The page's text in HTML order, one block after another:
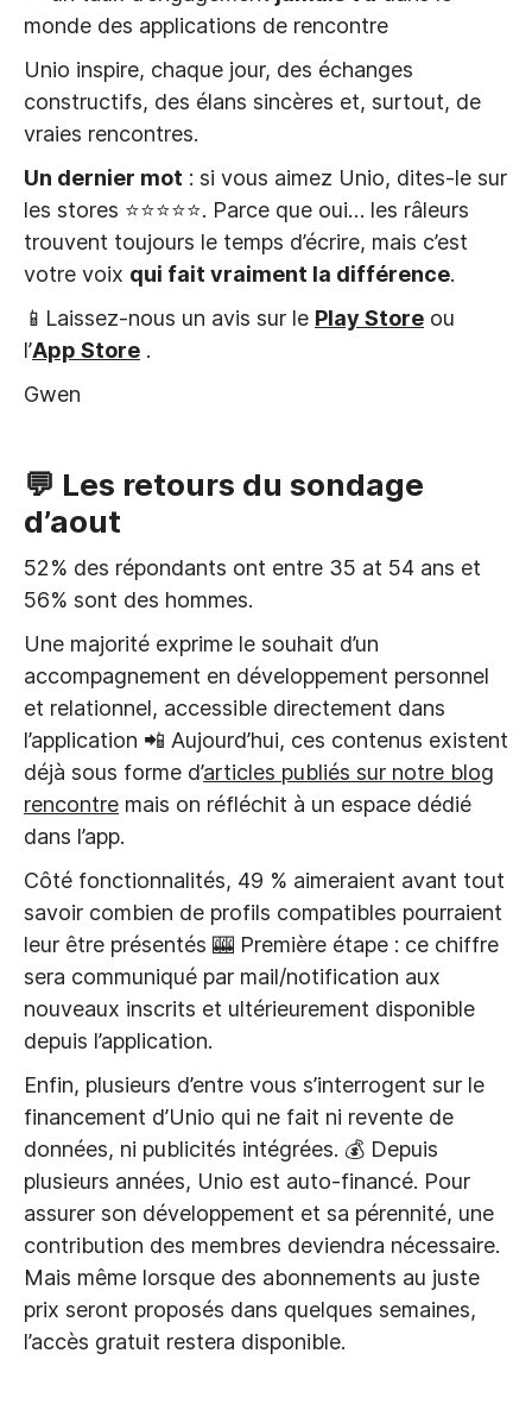
monde des applications de rencontre
Unio inspire, chaque jour, des échanges
constructifs, des élans sincères et, surtout, de
vraies rencontres.
Un dernier mot : si vous aimez Unio, dites-le sur
les stores ⭐⭐⭐⭐⭐. Parce que oui… les râleurs
trouvent toujours le temps d’écrire, mais c’est
votre voix qui fait vraiment la différence.
📱Laissez-nous un avis sur le Play Store ou
l’App Store .
Gwen
💬 Les retours du sondage
d’aout
52% des répondants ont entre 35 at 54 ans et
56% sont des hommes.
Une majorité exprime le souhait d’un
accompagnement en développement personnel
et relationnel, accessible directement dans
l’application 📲 Aujourd’hui, ces contenus existent
déjà sous forme d’articles publiés sur notre blog
rencontre mais on réfléchit à un espace dédié
dans l’app.
Côté fonctionnalités, 49 % aimeraient avant tout
savoir combien de profils compatibles pourraient
leur être présentés 🎰 Première étape : ce chiffre
sera communiqué par mail/notification aux
nouveaux inscrits et ultérieurement disponible
depuis l’application.
Enfin, plusieurs d’entre vous s’interrogent sur le
financement d’Unio qui ne fait ni revente de
données, ni publicités intégrées. 💰 Depuis
plusieurs années, Unio est auto-financé. Pour
assurer son développement et sa pérennité, une
contribution des membres deviendra nécessaire.
Mais même lorsque des abonnements au juste
prix seront proposés dans quelques semaines,
l’accès gratuit restera disponible.